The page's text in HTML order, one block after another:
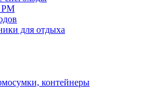
РМ
для отдыха
контейнеры